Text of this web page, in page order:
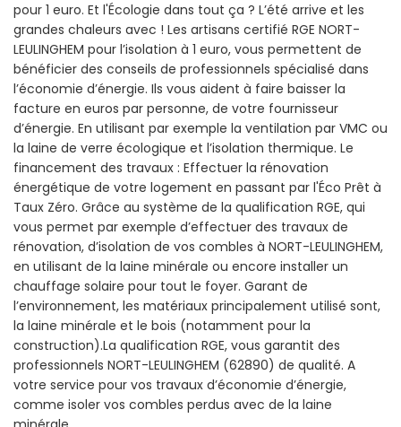
pour 1 euro. Et l'Écologie dans tout ça ? L’été arrive et les
grandes chaleurs avec ! Les artisans certifié RGE NORT-
LEULINGHEM pour l’isolation à 1 euro, vous permettent de
bénéficier des conseils de professionnels spécialisé dans
l’économie d’énergie. Ils vous aident à faire baisser la
facture en euros par personne, de votre fournisseur
d’énergie. En utilisant par exemple la ventilation par VMC ou
la laine de verre écologique et l’isolation thermique. Le
financement des travaux : Effectuer la rénovation
énergétique de votre logement en passant par l'Éco Prêt à
Taux Zéro. Grâce au système de la qualification RGE, qui
vous permet par exemple d’effectuer des travaux de
rénovation, d’isolation de vos combles à NORT-LEULINGHEM,
en utilisant de la laine minérale ou encore installer un
chauffage solaire pour tout le foyer. Garant de
l’environnement, les matériaux principalement utilisé sont,
la laine minérale et le bois (notamment pour la
construction).La qualification RGE, vous garantit des
professionnels NORT-LEULINGHEM (62890) de qualité. A
votre service pour vos travaux d’économie d’énergie,
comme isoler vos combles perdus avec de la laine